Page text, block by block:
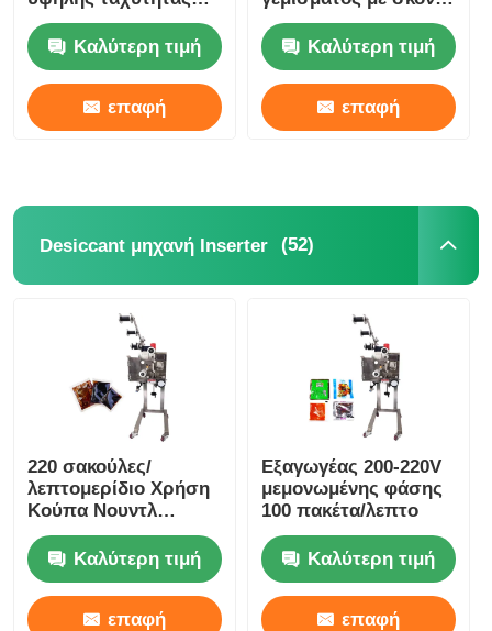
υψηλής ακρίβειας για
υλικά σκόνης
Καλύτερη τιμή
επαφή
200 σακούλες/λεπτο
αυτόματη 3 φάση
Καλύτερη τιμή
επαφή
Desiccant μηχανή Inserter (52)
220 σακούλες/
λεπτομερίδιο Χρήση
Κούπα Νουντλ
Πακέτο
καρυκευμάτων
Διανομέας από
ανοξείδωτο χάλυβα
Καλύτερη τιμή
επαφή
Εξαγωγέας 200-220V
μεμονωμένης φάσης
100 πακέτα/λεπτο
Καλύτερη τιμή
επαφή